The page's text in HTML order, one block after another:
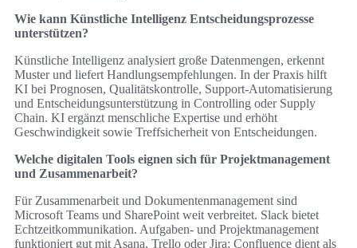
Wie kann Künstliche Intelligenz Entscheidungsprozesse
unterstützen?
Künstliche Intelligenz analysiert große Datenmengen, erkennt
Muster und liefert Handlungsempfehlungen. In der Praxis hilft
KI bei Prognosen, Qualitätskontrolle, Support‑Automatisierung
und Entscheidungsunterstützung in Controlling oder Supply
Chain. KI ergänzt menschliche Expertise und erhöht
Geschwindigkeit sowie Treffsicherheit von Entscheidungen.
Welche digitalen Tools eignen sich für Projektmanagement
und Zusammenarbeit?
Für Zusammenarbeit und Dokumentenmanagement sind
Microsoft Teams und SharePoint weit verbreitet. Slack bietet
Echtzeitkommunikation. Aufgaben- und Projektmanagement
funktioniert gut mit Asana, Trello oder Jira; Confluence dient als